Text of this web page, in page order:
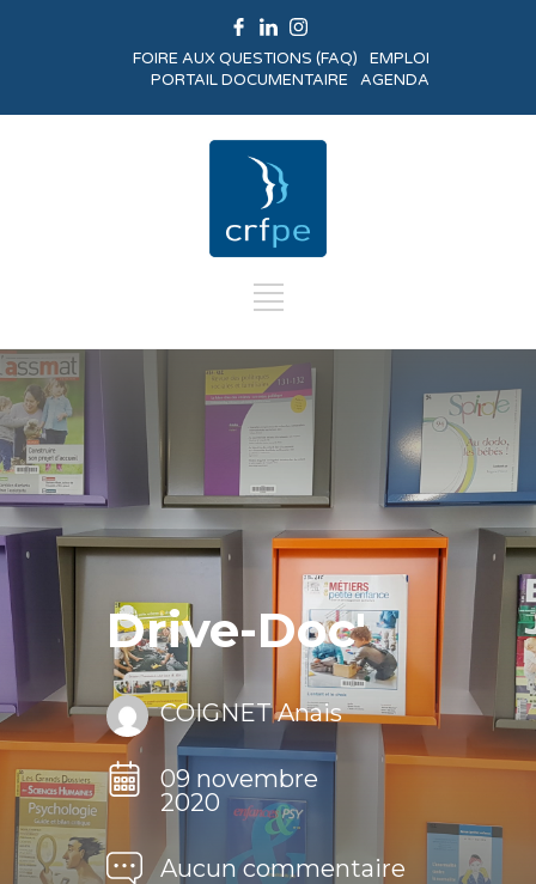
EMPLOI
FOIRE AUX QUESTIONS (FAQ)
AGENDA
PORTAIL DOCUMENTAIRE
Drive-Doc'
COIGNET Anais
09 novembre
2020
Aucun commentaire